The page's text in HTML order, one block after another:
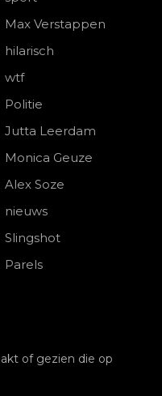
Max Verstappen
hilarisch
wtf
Politie
Jutta Leerdam
Monica Geuze
Alex Soze
nieuws
Slingshot
Parels
of gezien die op